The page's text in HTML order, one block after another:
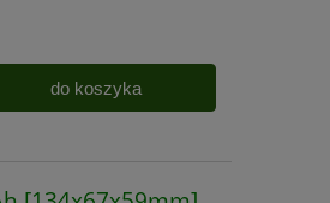
do koszyka